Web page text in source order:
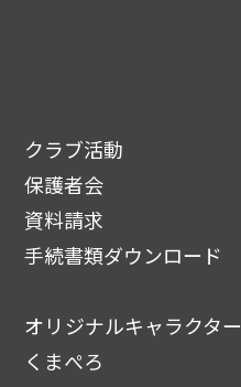
クラブ活動
保護者会
資料請求
手続書類ダウンロード
オリジナルキャラクター
くまぺろ